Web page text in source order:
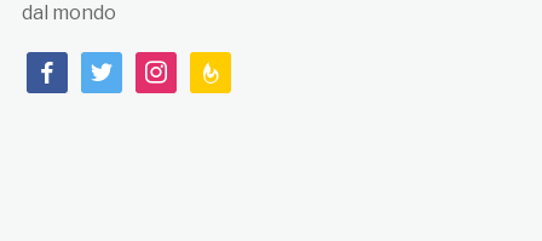
dal mondo
facebooktwitterinstagramfeedburner